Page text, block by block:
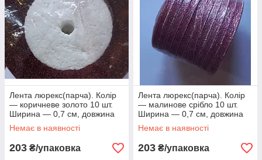
Лента люрекс(парча). Колір
— коричневе золото 10 шт.
Ширина — 0,7 см, довжина
23 м
Немає в наявності
203 ₴/упаковка
Лента люрекс(парча). Колір
— малинове срібло 10 шт.
Ширина — 0,7 см, довжина
23 м
Немає в наявності
203 ₴/упаковка